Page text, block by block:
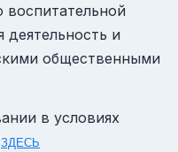
деятельность и
общественными
в условиях
ЗДЕСЬ